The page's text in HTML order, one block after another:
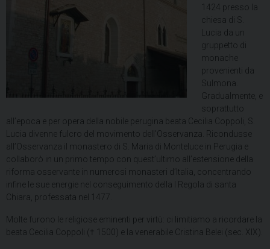
1424 presso la
chiesa di S.
Lucia da un
gruppetto di
monache
provenienti da
Sulmona.
Gradualmente, e
soprattutto
all’epoca e per opera della nobile perugina beata Cecilia Coppoli, S.
Lucia divenne fulcro del movimento dell’Osservanza. Ricondusse
all’Osservanza il monastero di S. Maria di Monteluce in Perugia e
collaborò in un primo tempo con quest’ultimo all’estensione della
riforma osservante in numerosi monasteri d’Italia, concentrando
infine le sue energie nel conseguimento della I Regola di santa
Chiara, professata nel 1477.
Molte furono le religiose eminenti per virtù: ci limitiamo a ricordare la
beata Cecilia Coppoli († 1500) e la venerabile Cristina Belei (sec. XIX).